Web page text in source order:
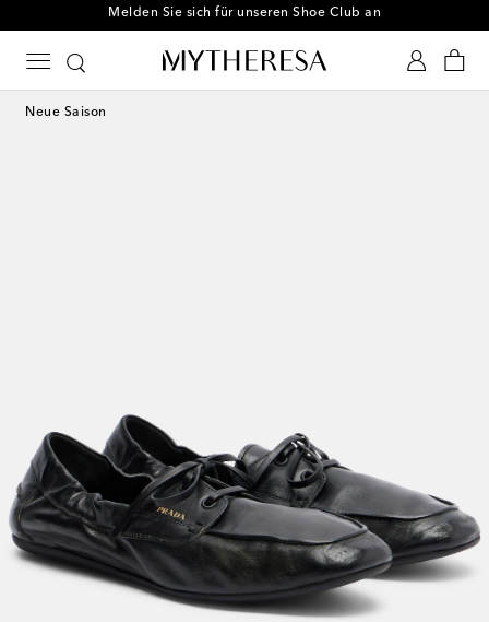
Melden Sie sich für unseren Shoe Club an
Neue Saison